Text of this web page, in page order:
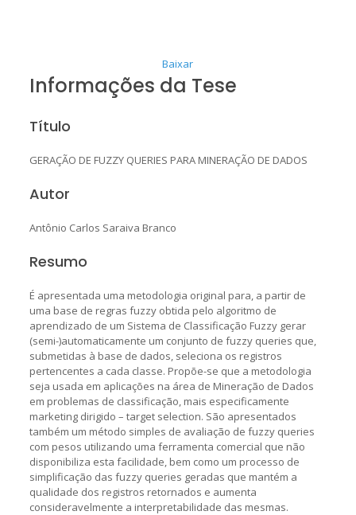
Baixar
Informações da Tese
Título
GERAÇÃO DE FUZZY QUERIES PARA MINERAÇÃO DE DADOS
Autor
Antônio Carlos Saraiva Branco
Resumo
É apresentada uma metodologia original para, a partir de
uma base de regras fuzzy obtida pelo algoritmo de
aprendizado de um Sistema de Classificação Fuzzy gerar
(semi-)automaticamente um conjunto de fuzzy queries que,
submetidas à base de dados, seleciona os registros
pertencentes a cada classe. Propõe-se que a metodologia
seja usada em aplicações na área de Mineração de Dados
em problemas de classificação, mais especificamente
marketing dirigido – target selection. São apresentados
também um método simples de avaliação de fuzzy queries
com pesos utilizando uma ferramenta comercial que não
disponibiliza esta facilidade, bem como um processo de
simplificação das fuzzy queries geradas que mantém a
qualidade dos registros retornados e aumenta
consideravelmente a interpretabilidade das mesmas.